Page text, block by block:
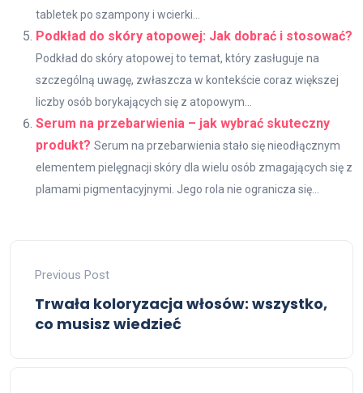
tabletek po szampony i wcierki...
Podkład do skóry atopowej: Jak dobrać i stosować?
Podkład do skóry atopowej to temat, który zasługuje na
szczególną uwagę, zwłaszcza w kontekście coraz większej
liczby osób borykających się z atopowym...
Serum na przebarwienia – jak wybrać skuteczny
produkt? Serum na przebarwienia stało się nieodłącznym
elementem pielęgnacji skóry dla wielu osób zmagających się z
plamami pigmentacyjnymi. Jego rola nie ogranicza się...
Previous Post
Trwała koloryzacja włosów: wszystko,
co musisz wiedzieć